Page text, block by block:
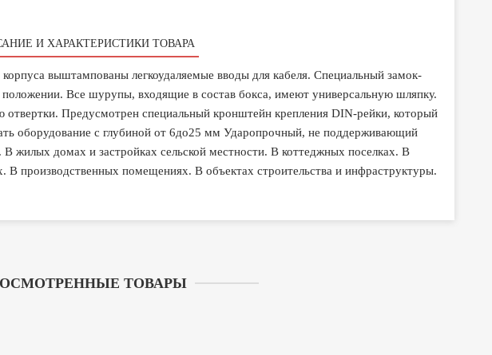
И ХАРАКТЕРИСТИКИ ТОВАРА
выштампованы легкоудаляемые вводы для кабеля. Специальный замок-
Все шурупы, входящие в состав бокса, имеют универсальную шляпку.
Предусмотрен специальный кронштейн крепления DIN-рейки, который
оборудование с глубиной от 6до25 мм Ударопрочный, не поддерживающий
жилых домах и застройках сельской местности. В коттеджных поселках. В
производственных помещениях. В объектах строительства и инфраструктуры.
ТОВАРЫ